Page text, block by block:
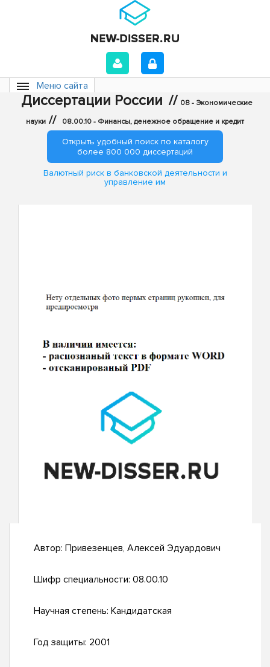
Меню сайта
Диссертации России // 08 - Экономические
науки // 08.00.10 - Финансы, денежное обращение и кредит
Открыть удобный поиск по каталогу
более 800 000 диссертаций
Валютный риск в банковской деятельности и
управление им
Автор: Привезенцев, Алексей Эдуардович
Шифр специальности: 08.00.10
Научная степень: Кандидатская
Год защиты: 2001